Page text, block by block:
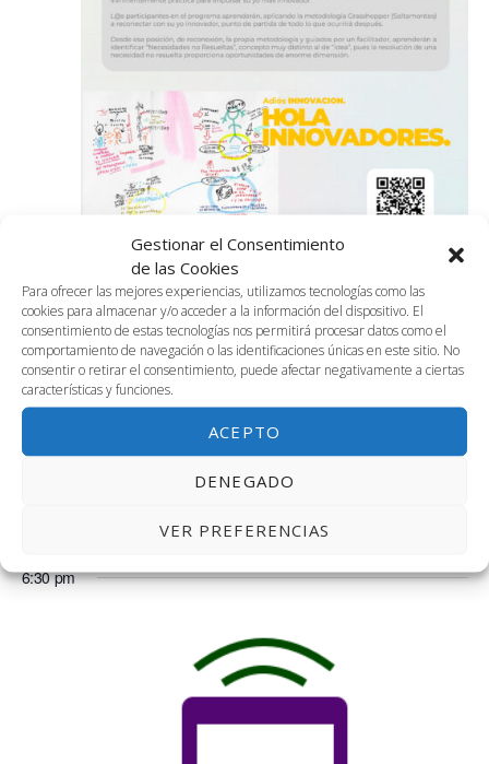
Gestionar el Consentimiento
de las Cookies
Para ofrecer las mejores experiencias, utilizamos tecnologías como las
cookies para almacenar y/o acceder a la información del dispositivo. El
consentimiento de estas tecnologías nos permitirá procesar datos como el
comportamiento de navegación o las identificaciones únicas en este sitio. No
consentir o retirar el consentimiento, puede afectar negativamente a ciertas
características y funciones.
ACEPTO
DENEGADO
VER PREFERENCIAS
CW. La era de la Innovación
5 junio, 2023 @ 10:00 am -2:00 pm
Coworking, 4ª planta de Link by UMA
2.01 Reunión del Club de Hipócrates
5 junio, 2023 @ 4:00 pm -7:00 pm
Sala 2.01, Segunda PlantaAvenida Louis Pasteur, 47, Málaga
6:30 pm